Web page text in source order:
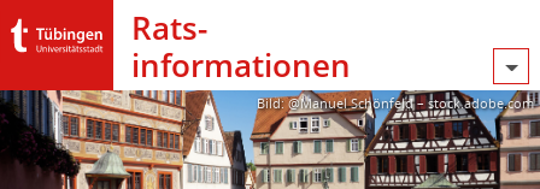
Rats­
informationen
Bild: @Manuel Schönfeld – stock.adobe.com